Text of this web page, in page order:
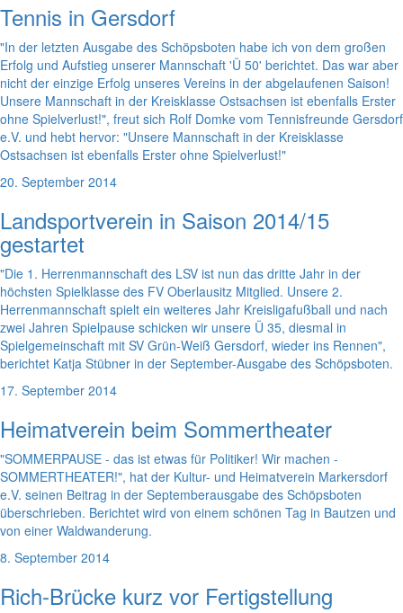
Tennis in Gersdorf
"In der letzten Ausgabe des Schöpsboten habe ich von dem großen
Erfolg und Aufstieg unserer Mannschaft 'Ü 50' berichtet. Das war aber
nicht der einzige Erfolg unseres Vereins in der abgelaufenen Saison!
Unsere Mannschaft in der Kreisklasse Ostsachsen ist ebenfalls Erster
ohne Spielverlust!", freut sich Rolf Domke vom Tennisfreunde Gersdorf
e.V. und hebt hervor: "Unsere Mannschaft in der Kreisklasse
Ostsachsen ist ebenfalls Erster ohne Spielverlust!"
20. September 2014
Landsportverein in Saison 2014/15
gestartet
"Die 1. Herrenmannschaft des LSV ist nun das dritte Jahr in der
höchsten Spielklasse des FV Oberlausitz Mitglied. Unsere 2.
Herrenmannschaft spielt ein weiteres Jahr Kreisligafußball und nach
zwei Jahren Spielpause schicken wir unsere Ü 35, diesmal in
Spielgemeinschaft mit SV Grün-Weiß Gersdorf, wieder ins Rennen",
berichtet Katja Stübner in der September-Ausgabe des Schöpsboten.
17. September 2014
Heimatverein beim Sommertheater
"SOMMERPAUSE - das ist etwas für Politiker! Wir machen -
SOMMERTHEATER!", hat der Kultur- und Heimatverein Markersdorf
e.V. seinen Beitrag in der Septemberausgabe des Schöpsboten
überschrieben. Berichtet wird von einem schönen Tag in Bautzen und
von einer Waldwanderung.
8. September 2014
Rich-Brücke kurz vor Fertigstellung